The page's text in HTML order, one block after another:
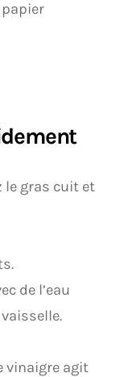
le gras cuit et
de l’eau
vinaigre agit